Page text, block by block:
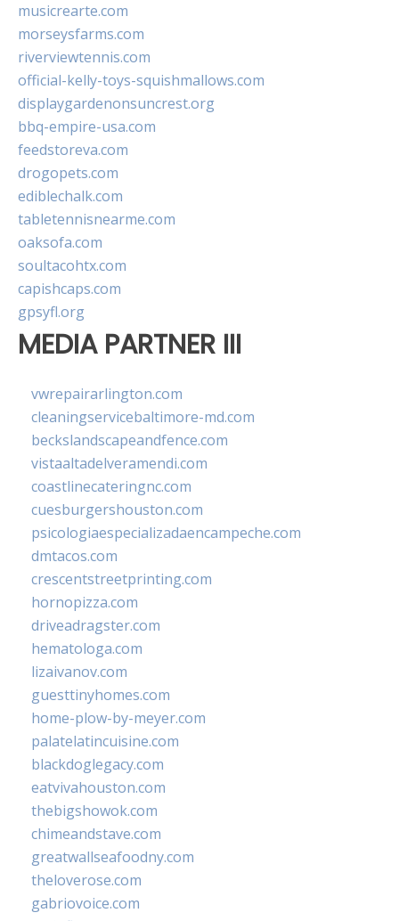
musicrearte.com
morseysfarms.com
riverviewtennis.com
official-kelly-toys-squishmallows.com
displaygardenonsuncrest.org
bbq-empire-usa.com
feedstoreva.com
drogopets.com
ediblechalk.com
tabletennisnearme.com
oaksofa.com
soultacohtx.com
capishcaps.com
gpsyfl.org
MEDIA PARTNER III
vwrepairarlington.com
cleaningservicebaltimore-md.com
beckslandscapeandfence.com
vistaaltadelveramendi.com
coastlinecateringnc.com
cuesburgershouston.com
psicologiaespecializadaencampeche.com
dmtacos.com
crescentstreetprinting.com
hornopizza.com
driveadragster.com
hematologa.com
lizaivanov.com
guesttinyhomes.com
home-plow-by-meyer.com
palatelatincuisine.com
blackdoglegacy.com
eatvivahouston.com
thebigshowok.com
chimeandstave.com
greatwallseafoodny.com
theloverose.com
gabriovoice.com